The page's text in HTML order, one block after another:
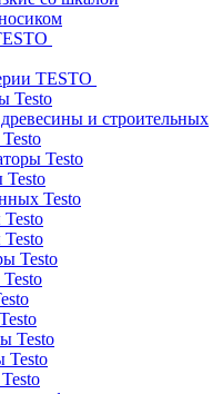
TESTO
Testo
и строительных
Testo
Testo
Testo
Testo
Testo
Testo